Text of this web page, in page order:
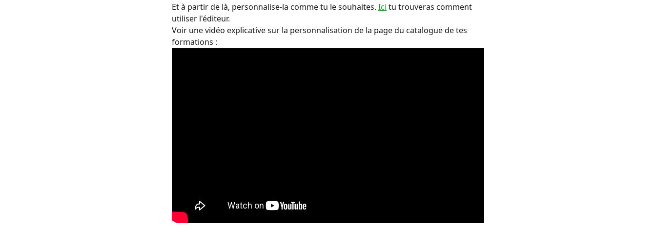
Et à partir de là, personnalise-la comme tu le souhaites. Ici tu trouveras comment
utiliser l'éditeur.
Voir une vidéo explicative sur la personnalisation de la page du catalogue de tes
formations :